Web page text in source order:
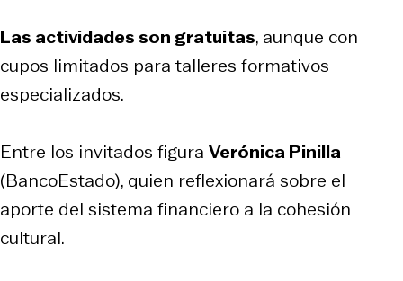
Las actividades son gratuitas, aunque con
cupos limitados para talleres formativos
especializados.
Entre los invitados figura Verónica Pinilla
(BancoEstado), quien reflexionará sobre el
aporte del sistema financiero a la cohesión
cultural.